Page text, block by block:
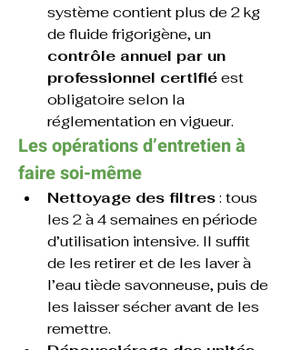
système contient plus de 2 kg
de fluide frigorigène, un
contrôle annuel par un
professionnel certifié est
obligatoire selon la
réglementation en vigueur.
Les opérations d’entretien à
faire soi-même
Nettoyage des filtres : tous
les 2 à 4 semaines en période
d’utilisation intensive. Il suffit
de les retirer et de les laver à
l’eau tiède savonneuse, puis de
les laisser sécher avant de les
remettre.